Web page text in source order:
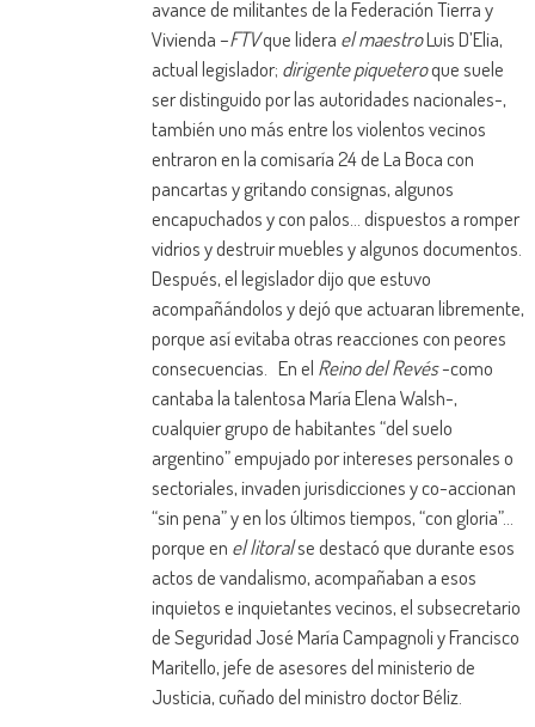
avance de militantes de la Federación Tierra y
Vivienda –FTVque lidera el maestroLuis D’Elia,
actual legislador; dirigente piqueteroque suele
ser distinguido por las autoridades nacionales-,
también uno más entre los violentos vecinos
entraron en la comisaría 24 de La Boca con
pancartas y gritando consignas, algunos
encapuchados y con palos… dispuestos a romper
vidrios y destruir muebles y algunos documentos.
Después, el legislador dijo que estuvo
acompañándolos y dejó que actuaran libremente,
porque así evitaba otras reacciones con peores
consecuencias. En el Reino del Revés-como
cantaba la talentosa María Elena Walsh-,
cualquier grupo de habitantes “del suelo
argentino” empujado por intereses personales o
sectoriales, invaden jurisdicciones y co-accionan
“sin pena” y en los últimos tiempos, “con gloria”…
porque en el litoralse destacó que durante esos
actos de vandalismo, acompañaban a esos
inquietos e inquietantes vecinos, el subsecretario
de Seguridad José María Campagnoli y Francisco
Maritello, jefe de asesores del ministerio de
Justicia, cuñado del ministro doctor Béliz.